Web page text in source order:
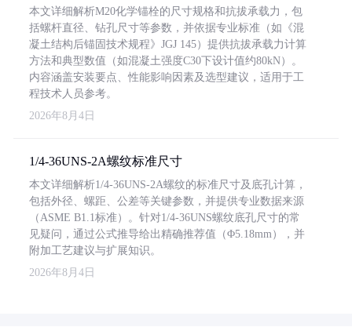
本文详细解析M20化学锚栓的尺寸规格和抗拔承载力，包
括螺杆直径、钻孔尺寸等参数，并依据专业标准（如《混
凝土结构后锚固技术规程》JGJ 145）提供抗拔承载力计算
方法和典型数值（如混凝土强度C30下设计值约80kN）。
内容涵盖安装要点、性能影响因素及选型建议，适用于工
程技术人员参考。
2026年8月4日
1/4-36UNS-2A螺纹标准尺寸
本文详细解析1/4-36UNS-2A螺纹的标准尺寸及底孔计算，
包括外径、螺距、公差等关键参数，并提供专业数据来源
（ASME B1.1标准）。针对1/4-36UNS螺纹底孔尺寸的常
见疑问，通过公式推导给出精确推荐值（Φ5.18mm），并
附加工艺建议与扩展知识。
2026年8月4日